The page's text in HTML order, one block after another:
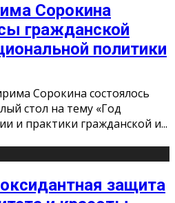
Сорокина
гражданской
политики
Сорокина состоялось
стол на тему «Год
и практики гражданской и...
защита